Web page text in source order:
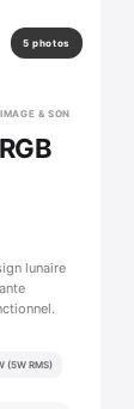
5 photos
IMAGE & SON
lunaire
(5W RMS)